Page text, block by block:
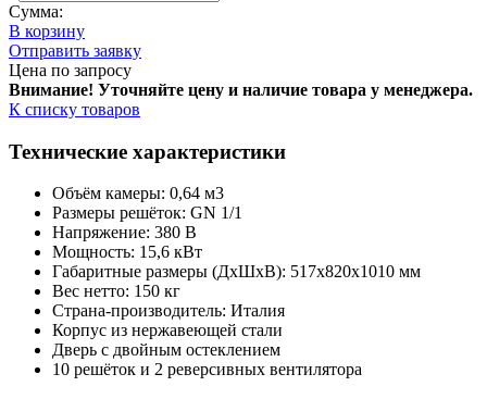
Сумма:
В корзину
Отправить заявку
Цена по запросу
Внимание! Уточняйте цену и наличие товара у менеджера.
К списку товаров
Технические характеристики
Объём камеры: 0,64 м3
Размеры решёток: GN 1/1
Напряжение: 380 В
Мощность: 15,6 кВт
Габаритные размеры (ДхШхВ): 517x820x1010 мм
Вес нетто: 150 кг
Страна-производитель: Италия
Корпус из нержавеющей стали
Дверь с двойным остеклением
10 решёток и 2 реверсивных вентилятора